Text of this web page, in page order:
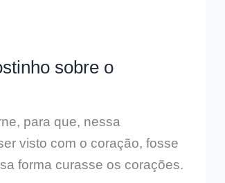
sobre o
para que, nessa
visto com o coração, fosse
forma curasse os corações.